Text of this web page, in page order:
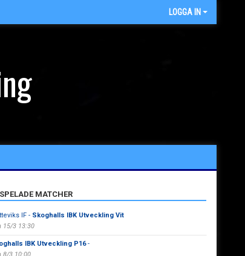
LOGGA IN
SPELADE MATCHER
IF - Skoghalls IBK Utveckling Vit
15/3 13:30
IBK Utveckling P16-